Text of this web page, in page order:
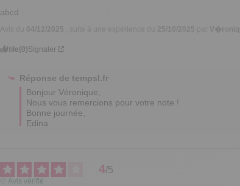
abcd
04/12/2025 25/10/2025
Utile(0)Signaler
Réponse detempsl.fr
Bonjour Véronique,
Nous vous remercions pour votre note !
Bonne journée,
Edina
4/5
Avis vérifié